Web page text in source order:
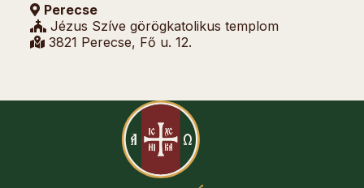
Perecse
Jézus Szíve görögkatolikus templom
3821 Perecse, Fő u. 12.